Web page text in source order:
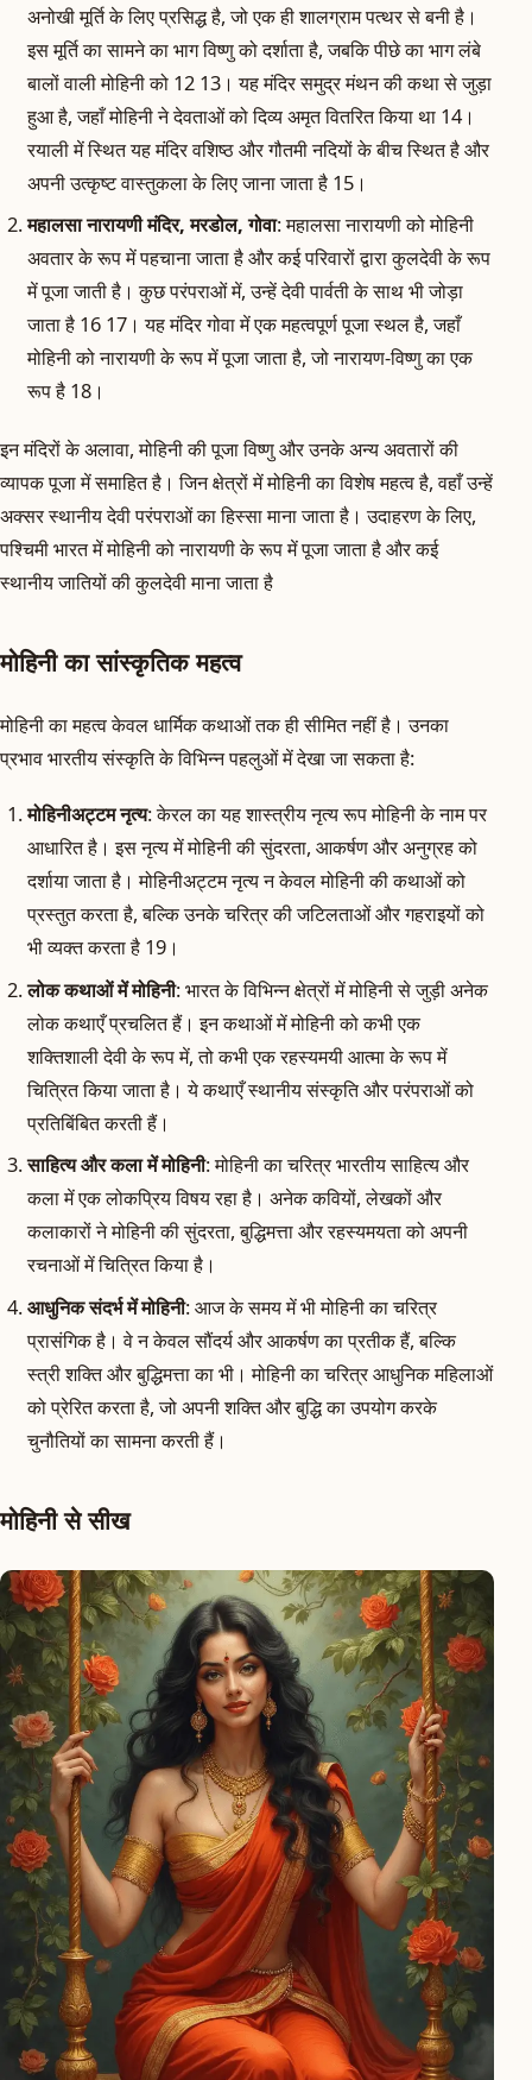
अनोखी मूर्ति के लिए प्रसिद्ध है, जो एक ही शालग्राम पत्थर से बनी है।
इस मूर्ति का सामने का भाग विष्णु को दर्शाता है, जबकि पीछे का भाग लंबे
बालों वाली मोहिनी को 12 13। यह मंदिर समुद्र मंथन की कथा से जुड़ा
हुआ है, जहाँ मोहिनी ने देवताओं को दिव्य अमृत वितरित किया था 14।
रयाली में स्थित यह मंदिर वशिष्ठ और गौतमी नदियों के बीच स्थित है और
अपनी उत्कृष्ट वास्तुकला के लिए जाना जाता है 15।
महालसा नारायणी मंदिर, मरडोल, गोवा: महालसा नारायणी को मोहिनी
अवतार के रूप में पहचाना जाता है और कई परिवारों द्वारा कुलदेवी के रूप
में पूजा जाती है। कुछ परंपराओं में, उन्हें देवी पार्वती के साथ भी जोड़ा
जाता है 16 17। यह मंदिर गोवा में एक महत्वपूर्ण पूजा स्थल है, जहाँ
मोहिनी को नारायणी के रूप में पूजा जाता है, जो नारायण-विष्णु का एक
रूप है 18।
इन मंदिरों के अलावा, मोहिनी की पूजा विष्णु और उनके अन्य अवतारों की
व्यापक पूजा में समाहित है। जिन क्षेत्रों में मोहिनी का विशेष महत्व है, वहाँ उन्हें
अक्सर स्थानीय देवी परंपराओं का हिस्सा माना जाता है। उदाहरण के लिए,
पश्चिमी भारत में मोहिनी को नारायणी के रूप में पूजा जाता है और कई
स्थानीय जातियों की कुलदेवी माना जाता है
मोहिनी का सांस्कृतिक महत्व
मोहिनी का महत्व केवल धार्मिक कथाओं तक ही सीमित नहीं है। उनका
प्रभाव भारतीय संस्कृति के विभिन्न पहलुओं में देखा जा सकता है:
मोहिनीअट्टम नृत्य: केरल का यह शास्त्रीय नृत्य रूप मोहिनी के नाम पर
आधारित है। इस नृत्य में मोहिनी की सुंदरता, आकर्षण और अनुग्रह को
दर्शाया जाता है। मोहिनीअट्टम नृत्य न केवल मोहिनी की कथाओं को
प्रस्तुत करता है, बल्कि उनके चरित्र की जटिलताओं और गहराइयों को
भी व्यक्त करता है 19।
लोक कथाओं में मोहिनी: भारत के विभिन्न क्षेत्रों में मोहिनी से जुड़ी अनेक
लोक कथाएँ प्रचलित हैं। इन कथाओं में मोहिनी को कभी एक
शक्तिशाली देवी के रूप में, तो कभी एक रहस्यमयी आत्मा के रूप में
चित्रित किया जाता है। ये कथाएँ स्थानीय संस्कृति और परंपराओं को
प्रतिबिंबित करती हैं।
साहित्य और कला में मोहिनी: मोहिनी का चरित्र भारतीय साहित्य और
कला में एक लोकप्रिय विषय रहा है। अनेक कवियों, लेखकों और
कलाकारों ने मोहिनी की सुंदरता, बुद्धिमत्ता और रहस्यमयता को अपनी
रचनाओं में चित्रित किया है।
आधुनिक संदर्भ में मोहिनी: आज के समय में भी मोहिनी का चरित्र
प्रासंगिक है। वे न केवल सौंदर्य और आकर्षण का प्रतीक हैं, बल्कि
स्त्री शक्ति और बुद्धिमत्ता का भी। मोहिनी का चरित्र आधुनिक महिलाओं
को प्रेरित करता है, जो अपनी शक्ति और बुद्धि का उपयोग करके
चुनौतियों का सामना करती हैं।
मोहिनी से सीख